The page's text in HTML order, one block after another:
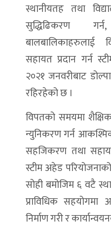
स्थानीयतह तथा
सुद्धिढिकरण
बालबालिकाहरुलाई
सहायत प्रदान गर्न
२०२१ जनवरीबाट
रहिरहेको छ ।
विपतको समयमा
न्युनिकरण गर्न आकश्मिक
सहजिकरण तथा
स्टीम अहेड
सोही बमोजिम ६ वटै
प्राविधिक सहयोगमा
निर्माण गरी र